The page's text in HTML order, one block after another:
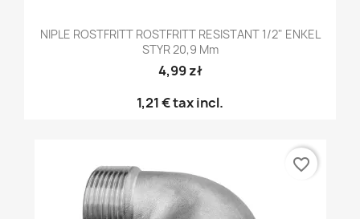
NIPLE ROSTFRITT ROSTFRITT RESISTANT 1/2" ENKEL
STYR 20,9 Mm
4,99 zł
1,21 €tax incl.
favorite_border